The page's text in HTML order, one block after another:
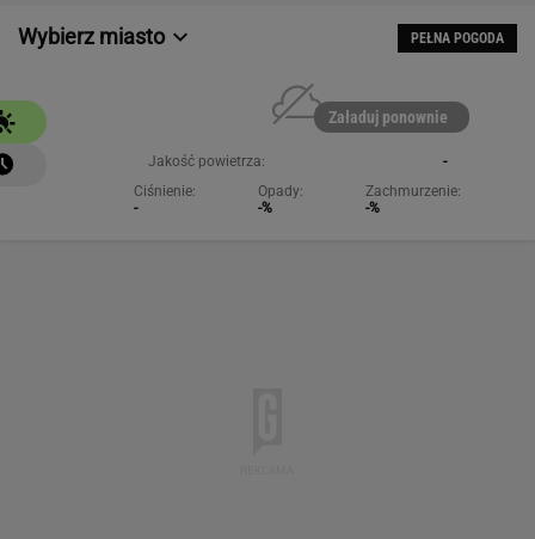
Wybierz miasto PEŁNA POGODA
Załaduj ponownie
Jakość powietrza:
-
Ciśnienie:
-
Opady:
-%
Zachmurzenie:
-%